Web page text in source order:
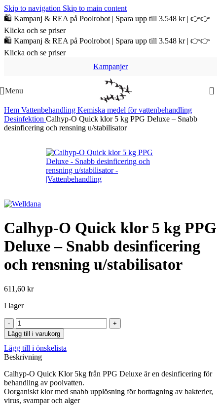
Skip to navigation Skip to main content
🛍️ Kampanj & REA på Poolrobot | Spara upp till 3.548 kr | 👉👉
Klicka och se priser
🛍️ Kampanj & REA på Poolrobot | Spara upp till 3.548 kr | 👉👉
Klicka och se priser
Kampanjer
Menu
Hem Vattenbehandling Kemiska medel för vattenbehandling
Desinfektion Calhyp-O Quick klor 5 kg PPG Deluxe – Snabb
desinficering och rensning u/stabilisator
Calhyp-O Quick klor 5 kg PPG
Deluxe – Snabb desinficering
och rensning u/stabilisator
611,60 kr
I lager
Calhyp-
O
Quick
klor
5
PPG
Deluxe
-
Snabb
Lägg till i varukorg
Lägg till i önskelista
Beskrivning
Calhyp-O Quick Klor 5kg från PPG Deluxe är en desinficering för
behandling av poolvatten.
Oorganiskt klor med snabb upplösning för borttagning av bakterier,
virus, svampar och alger